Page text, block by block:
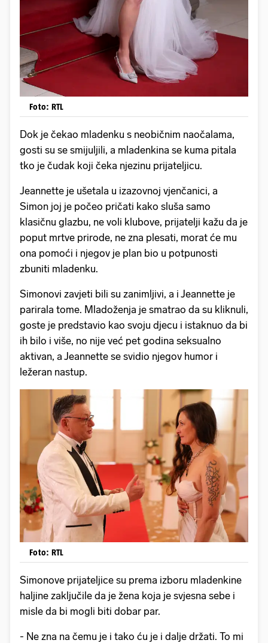
Foto: RTL
Dok je čekao mladenku s neobičnim naočalama,
gosti su se smijuljili, a mladenkina se kuma pitala
tko je čudak koji čeka njezinu prijateljicu.
Jeannette je ušetala u izazovnoj vjenčanici, a
Simon joj je počeo pričati kako sluša samo
klasičnu glazbu, ne voli klubove, prijatelji kažu da je
poput mrtve prirode, ne zna plesati, morat će mu
ona pomoći i njegov je plan bio u potpunosti
zbuniti mladenku.
Simonovi zavjeti bili su zanimljivi, a i Jeannette je
parirala tome. Mladoženja je smatrao da su kliknuli,
goste je predstavio kao svoju djecu i istaknuo da bi
ih bilo i više, no nije već pet godina seksualno
aktivan, a Jeannette se svidio njegov humor i
ležeran nastup.
Foto: RTL
Simonove prijateljice su prema izboru mladenkine
haljine zaključile da je žena koja je svjesna sebe i
misle da bi mogli biti dobar par.
- Ne zna na čemu je i tako ću je i dalje držati. To mi